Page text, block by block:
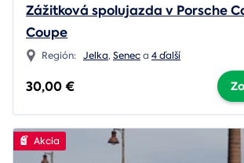
Zážitková spolujazda v Porsche
Coupe
Región: Jelka,Seneca 4 ďalší
30,00 €
Akcia